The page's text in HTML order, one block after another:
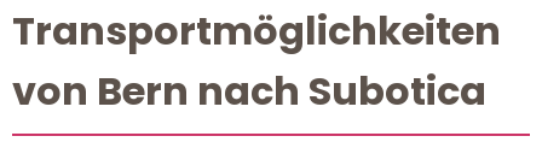
Transportmöglichkeiten
von Bern nach Subotica